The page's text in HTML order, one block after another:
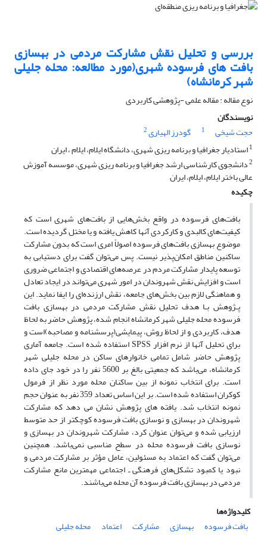
بررسی و تحلیل نقش مشارکت مردمی در بهسازی
بافت های فرسوده شهری(مورد مطالعه: محله جلیلی
شهر کرمانشاه)
نوع مقاله : مقاله علمی -پژوهشی کاربردی
نویسندگان
حجت شیخی
1 گودرز الهیاری2
1استادیار جغرافیا و برنامه ریزی شهری، دانشگاه ایلام، ایلام ، ایران
2دانشجوی کارشناسی ارشد جغرافیا و برنامه ریزی شهری، موسسه آموزش
عالی باختر ایلام، ایلام، ایران
چکیده
بافت‌های فرسوده در واقع بخش‌هایی از بافت‌های شهری است که
کیفیت‌های کالبدی و کارکردی آنها کاهش یافته و یا مختل گردیده است.
موضوع بهسازی بافت‌های فرسوده اصولاً امری است که بدون مشارکت
ساکنین مناطق امکان‌پذیر نیست. پس می‌توان گفت برای دستیابی به
توسعه پایدار مشارکت مردم در عرصه‌های اقتصادی و اجتماعی ضروری
است و افزایش نقش شهروندان در امور شهری می‌تواند در ایجاد تعادل
و هماهنگی لازم بین بخش‌های جامعه، نقش ارزنده‌ای را ایفا نماید. این
پـژوهش بـا هدف تحلیل نقش مشارکت مردمی در بهسازی بافت
فرسوده محله جلیلی شهر کرمانشاه انجام شده، پژوهش حاضر به لحاظ
هدف، کاربردی و از لحاظ روش، پیمایشی(پرسشنامه و مصاحبه)است و
برای تحلیل آنها از نرم افزار SPSS استفاده شده است. جامعه آماری
پژوهش حاضر شامل تمامی خانوارهای ساکن در محله جلیلی شهر
کرمانشاه، می‌باشد که جمعیتی بالغ بر 5600 نفر را در خود جای داده
است. برای انتخاب نمونه از بین ساکنان محله مورد نظر از فرمول
کوکران استفاده شده است. بر این اساس تعداد 359 نفر به عنوان حجم
نمونه انتخاب شد. یافته های پژوهش نشان می دهد که مشارکت
شهروندان در بهسازی و نوسازی بافت فرسوده کوچکتر از حد متوسط
ارزیابی شده و می‌توان عنوان کرد، مشارکت شهروندان در بهسازی و
نوسازی بافت فرسوده محله در سطح مناسبی نمی‌باشد. همچنین
می‌توان گفت که اعتماد به مسئولین، عامل مؤثر بر مشارکت مردمی و
نبود یا کمبود تشکل‌های فرهنگی ـ اجتماعی مهمترین مانع مشارکت
مردمی در بهسازی بافت فرسوده آن محله می‌باشند.
کلیدواژه‌ها
بافت فرسوده
بهسازی مشارکت اعتماد محله جلیلی